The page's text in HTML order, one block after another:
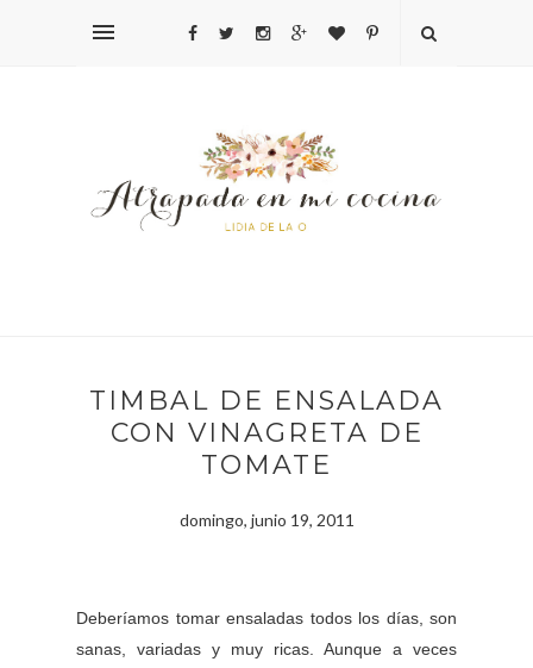
TIMBAL DE ENSALADA
CON VINAGRETA DE
TOMATE
domingo, junio 19, 2011
Deberíamos tomar ensaladas todos los días, son
sanas, variadas y muy ricas. Aunque a veces